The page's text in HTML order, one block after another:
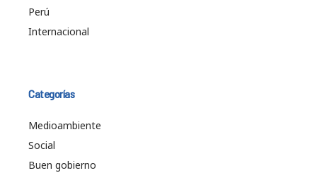
Perú
Internacional
Categorías
Medioambiente
Social
Buen gobierno